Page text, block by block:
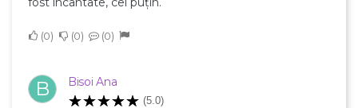
0 0 0
B Bisoi Ana
(5.0)